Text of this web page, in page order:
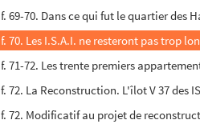
f. 69-70. Dans ce qui fut le quartier des
f. 70. Les I.S.A.I. ne resteront pas trop
f. 71-72. Les trente premiers
f. 72. La Reconstruction. L'îlot V 37 des
f. 72. Modificatif au projet de